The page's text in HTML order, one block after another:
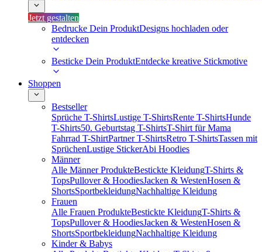
Jetzt gestalten
Bedrucke Dein ProduktDesigns hochladen oder
entdecken
Besticke Dein ProduktEntdecke kreative Stickmotive
Shoppen
Bestseller
Sprüche T-ShirtsLustige T-ShirtsRente T-ShirtsHunde
T-Shirts50. Geburtstag T-ShirtsT-Shirt für Mama
Fahrrad T-ShirtPartner T-ShirtsRetro T-ShirtsTassen mit
SprüchenLustige StickerAbi Hoodies
Männer
Alle Männer ProdukteBestickte KleidungT-Shirts &
TopsPullover & HoodiesJacken & WestenHosen &
ShortsSportbekleidungNachhaltige Kleidung
Frauen
Alle Frauen ProdukteBestickte KleidungT-Shirts &
TopsPullover & HoodiesJacken & WestenHosen &
ShortsSportbekleidungNachhaltige Kleidung
Kinder & Babys